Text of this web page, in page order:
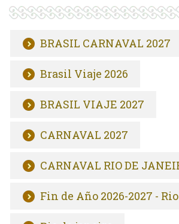
BRASIL CARNAVAL 2027
Brasil Viaje 2026
BRASIL VIAJE 2027
CARNAVAL 2027
CARNAVAL RIO DE
Fin de Año 2026-2027 -